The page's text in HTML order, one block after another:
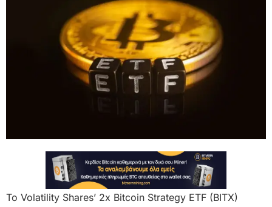
Το Volatility Shares’ 2x Bitcoin Strategy ETF (BITX)